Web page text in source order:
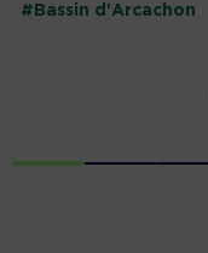
#Bassin d'Arcachon